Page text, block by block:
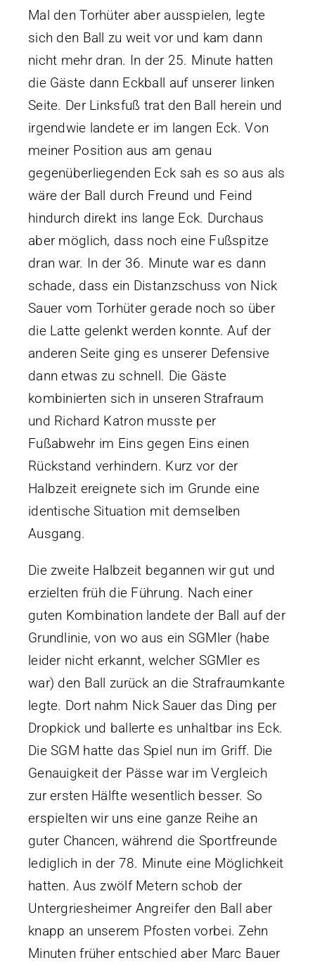
Mal den Torhüter aber ausspielen, legte
sich den Ball zu weit vor und kam dann
nicht mehr dran. In der 25. Minute hatten
die Gäste dann Eckball auf unserer linken
Seite. Der Linksfuß trat den Ball herein und
irgendwie landete er im langen Eck. Von
meiner Position aus am genau
gegenüberliegenden Eck sah es so aus als
wäre der Ball durch Freund und Feind
hindurch direkt ins lange Eck. Durchaus
aber möglich, dass noch eine Fußspitze
dran war. In der 36. Minute war es dann
schade, dass ein Distanzschuss von Nick
Sauer vom Torhüter gerade noch so über
die Latte gelenkt werden konnte. Auf der
anderen Seite ging es unserer Defensive
dann etwas zu schnell. Die Gäste
kombinierten sich in unseren Strafraum
und Richard Katron musste per
Fußabwehr im Eins gegen Eins einen
Rückstand verhindern. Kurz vor der
Halbzeit ereignete sich im Grunde eine
identische Situation mit demselben
Ausgang.
Die zweite Halbzeit begannen wir gut und
erzielten früh die Führung. Nach einer
guten Kombination landete der Ball auf der
Grundlinie, von wo aus ein SGMler (habe
leider nicht erkannt, welcher SGMler es
war) den Ball zurück an die Strafraumkante
legte. Dort nahm Nick Sauer das Ding per
Dropkick und ballerte es unhaltbar ins Eck.
Die SGM hatte das Spiel nun im Griff. Die
Genauigkeit der Pässe war im Vergleich
zur ersten Hälfte wesentlich besser. So
erspielten wir uns eine ganze Reihe an
guter Chancen, während die Sportfreunde
lediglich in der 78. Minute eine Möglichkeit
hatten. Aus zwölf Metern schob der
Untergriesheimer Angreifer den Ball aber
knapp an unserem Pfosten vorbei. Zehn
Minuten früher entschied aber Marc Bauer